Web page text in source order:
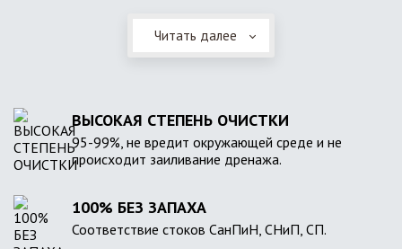
Читать далее
ВЫСОКАЯ СТЕПЕНЬ ОЧИСТКИ
95-99%, не вредит окружающей среде и не
происходит заиливание дренажа.
100% БЕЗ ЗАПАХА
Соответствие стоков СанПиН, СНиП, СП.